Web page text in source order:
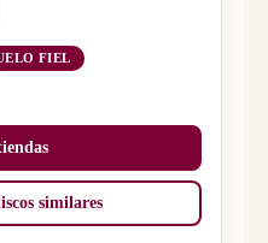
FIEL
similares